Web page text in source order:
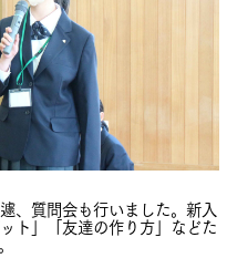
、質問会も行いました。新入
ト」「友達の作り方」などた